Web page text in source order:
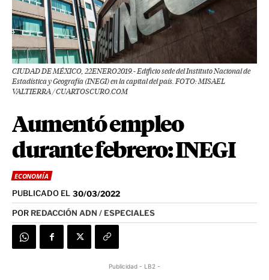
CIUDAD DE MÉXICO, 22ENERO2019.- Edificio sede del Instituto Nacional de
Estadística y Geografía (INEGI) en la capital del país. FOTO: MISAEL
VALTIERRA / CUARTOSCURO.COM
Aumentó empleo
durante febrero: INEGI
ECONOMÍA
PUBLICADO EL 30/03/2022
POR REDACCIÓN ADN / ESPECIALES
Publicidad - LB2 -